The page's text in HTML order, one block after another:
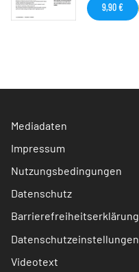
9,90 €
Mediadaten
Impressum
Nutzungsbedingungen
Datenschutz
Barrierefreiheitserklärung
Datenschutzeinstellungen
Videotext